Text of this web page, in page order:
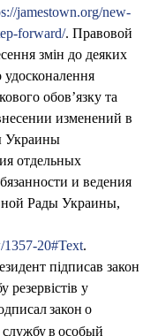
jamestown.org/new-
forward/. Правовой
змін до деяких
удосконалення
обов’язку та
изменений в
Украины
отдельных
и ведения
Рады Украины,
1357-20#Text.
підписав закон
резервістів у
закон о
в особый